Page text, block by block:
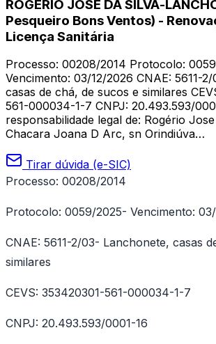
ROGERIO JOSE DA SILVA-
Pesqueiro Bons Ventos) -
Licença Sanitária
Processo: 00208/2014 Protocolo:
Vencimento: 03/12/2026 CNAE: 5611-
casas de chá, de sucos e similares
561-000034-1-7 CNPJ: 20.493.593/
responsabilidade legal de: Rogério
Chacara Joana D Arc, sn Orindiúva…
Tirar dúvida (e-SIC)
Processo: 00208/2014
Protocolo: 0059/2025- Vencimento:
CNAE: 5611-2/03- Lanchonete, casas
similares
CEVS: 353420301-561-000034-1-7
CNPJ: 20.493.593/0001-16